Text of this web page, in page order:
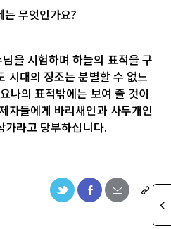
무엇인가요?
을 시험하며 하늘의 표적을 구
시대의 징조는 분별할 수 없느
나의 표적밖에는 보여 줄 것이
자들에게 바리새인과 사두개인
라고 당부하십니다.